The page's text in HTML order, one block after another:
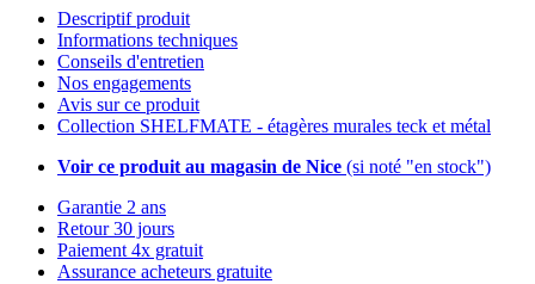
Descriptif produit
Informations techniques
Conseils d'entretien
Nos engagements
Avis sur ce produit
Collection SHELFMATE - étagères murales teck et métal
Voir ce produit au magasin de Nice (si noté "en stock")
Garantie 2 ans
Retour 30 jours
Paiement 4x gratuit
Assurance acheteurs gratuite